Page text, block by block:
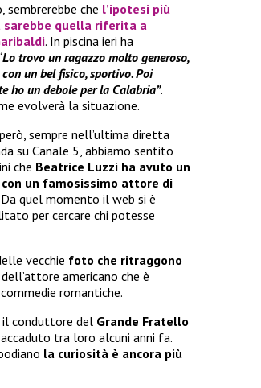
sembrerebbe che l’ipotesi più
sarebbe quella riferita a
. In piscina ieri ha
Lo trovo un ragazzo molto generoso,
un bel fisico, sportivo. Poi
ho un debole per la Calabria”.
evolverà la situazione.
sempre nell’ultima diretta
su Canale 5, abbiamo sentito
che Beatrice Luzzi ha avuto un
un famosissimo attore di
Da quel momento il web si è
per cercare chi potesse
vecchie foto che ritraggono
americano che è
romantiche.
il conduttore del Grande Fratello
tra loro alcuni anni fa.
la curiosità è ancora più